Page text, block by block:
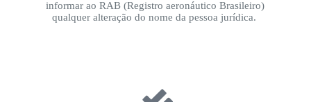
informar ao RAB (Registro aeronáutico Brasileiro)
qualquer alteração do nome da pessoa jurídica.